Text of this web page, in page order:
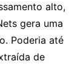
alto,
gera uma
Poderia até
de